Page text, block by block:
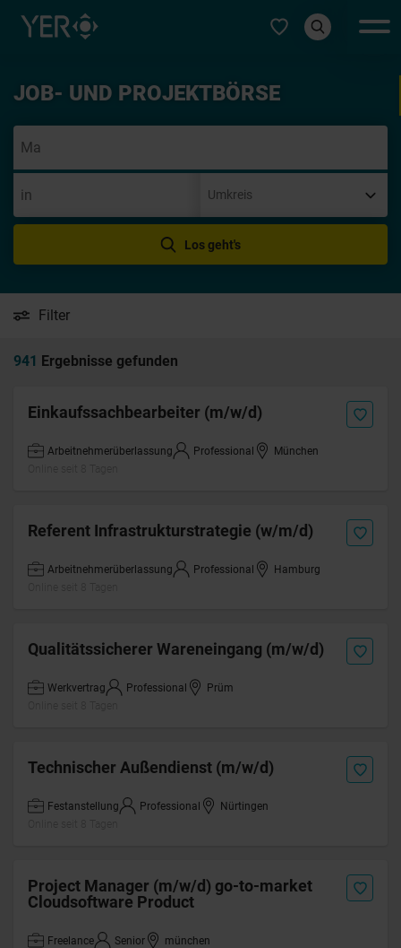
Typ auswählen
JOB- UND PROJEKTBÖRSE
Los geht's
Filter
941 Ergebnisse gefunden
Einkaufssachbearbeiter (m/w/d)
Arbeitnehmerüberlassung Professional
München
Referent Infrastrukturstrategie (w/m/d)
Arbeitnehmerüberlassung Professional
Hamburg
Qualitätssicherer Wareneingang (m/w/d)
Werkvertrag Professional
Prüm
Technischer Außendienst (m/w/d)
Festanstellung Professional
Nürtingen
Project Manager (m/w/d) go-to-market
Cloudsoftware Product
Freelance Senior
münchen